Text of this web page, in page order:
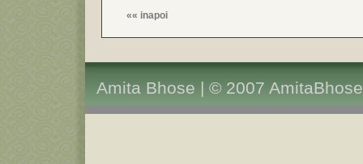
«« inapoi
Amita Bhose | © 2007